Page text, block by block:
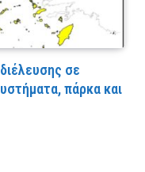
σε
πάρκα και